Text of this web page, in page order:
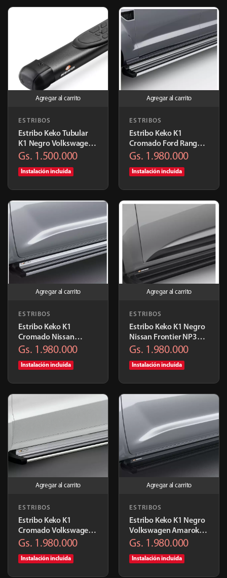
Agregar al carrito
ESTRIBOS
Estribo Keko Tubular
K1 Negro Volkswagen
Amarok | K181PR
Gs. 1.500.000
Instalación incluida
Agregar al carrito
ESTRIBOS
Estribo Keko K1
Cromado Ford Ranger
2012+ | K318ALC7
Gs. 1.980.000
Instalación incluida
Agregar al carrito
ESTRIBOS
Estribo Keko K1
Cromado Nissan
Frontier/NP300 2015+
Gs. 1.980.000
Instalación incluida
Agregar al carrito
ESTRIBOS
Estribo Keko K1 Negro
Nissan Frontier NP300
2015+ | K884ALPR
Gs. 1.980.000
Instalación incluida
Agregar al carrito
ESTRIBOS
Estribo Keko K1
Cromado Volkswagen
Amarok 2010+ |
Gs. 1.980.000
Instalación incluida
Agregar al carrito
ESTRIBOS
Estribo Keko K1 Negro
Volkswagen Amarok
2010+ | K294ALPR
Gs. 1.980.000
Instalación incluida